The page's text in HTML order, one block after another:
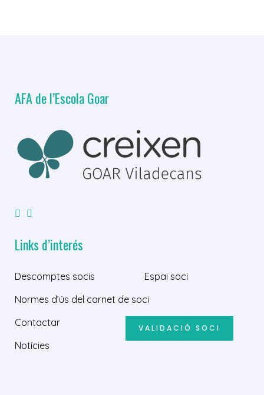
AFA de l’Escola Goar
Links d’interés
Descomptes socis
Espai soci
Normes d’ús del carnet de soci
Contactar
Notícies
VALIDACIÓ SOCI